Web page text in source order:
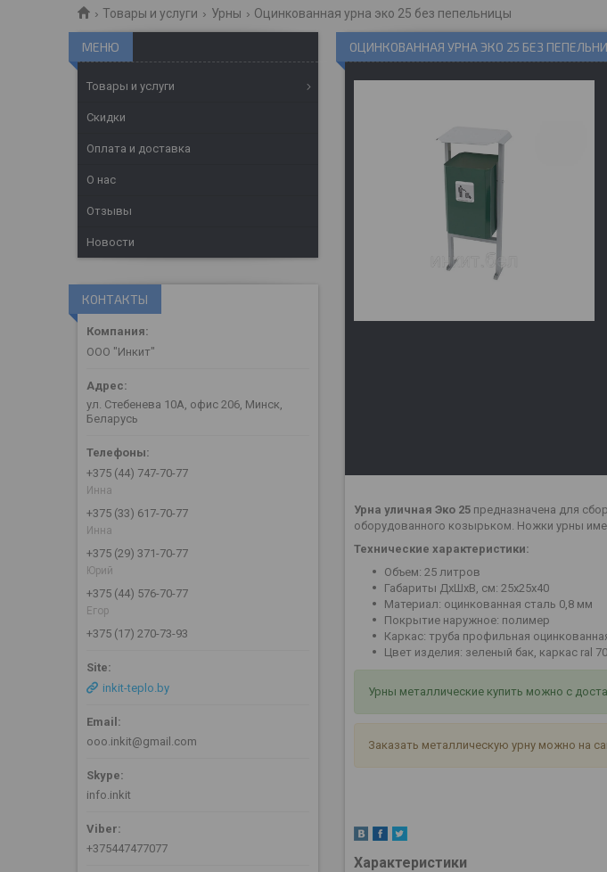
Товары и услуги Урны Оцинкованная урна эко 25 без пепельницы
ОЦИНКОВАННАЯ УРНА ЭКО 25 БЕЗ
Урна уличная Эко 25 предназначена для
оборудованного козырьком. Ножки урны
Технические характеристики:
Объем: 25 литров
Габариты ДхШхВ, см: 25х25х40
Материал: оцинкованная сталь 0,8 мм
Покрытие наружное: полимер
Каркас: труба профильная
Цвет изделия: зеленый бак, каркас ral
Урны металлические купить можно с
Заказать металлическую урну можно на
Характеристики
Товары и услуги
Скидки
Оплата и доставка
О нас
Отзывы
Новости
КОНТАКТЫ
ООО "Инкит"
ул. Стебенева 10А, офис 206, Минск,
Беларусь
+375 (44) 747-70-77
Инна
+375 (33) 617-70-77
Инна
+375 (29) 371-70-77
Юрий
+375 (44) 576-70-77
Егор
+375 (17) 270-73-93
inkit-teplo.by
ooo.inkit@gmail.com
info.inkit
+375447477077